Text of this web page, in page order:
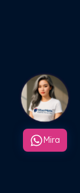
Mira